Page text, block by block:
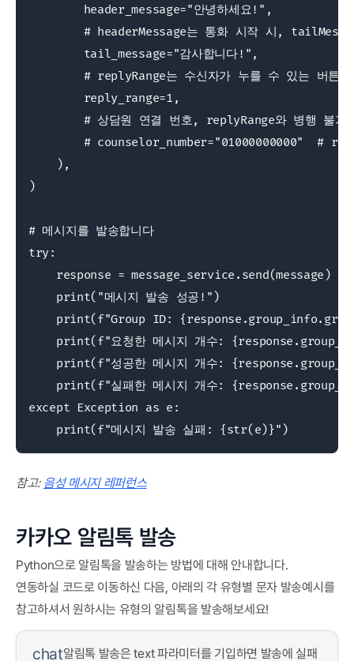
        header_message="안녕하세요!",
# headerMessage는 통화 시작 시,
        tail_message="감사합니다!",
# replyRange는 수신자가 누를 수 있는 버튼
        reply_range=1,
        # 상담원 연결 번호, replyRange와 병행 불가
# counselor_number="01000000000"  #
    ),
)
# 메시지를 발송합니다
try:
    response = message_service.send(message)
    print("메시지 발송 성공!")
print(f"Group ID:
print(f"요청한 메시지 개수:
print(f"성공한 메시지 개수:
print(f"실패한 메시지 개수:
except Exception as e:
    print(f"메시지 발송 실패: {str(e)}")
참고: 음성 메시지 레퍼런스
카카오 알림톡 발송
Python으로 알림톡을 발송하는 방법에 대해 안내합니다.
연동하실 코드로 이동하신 다음, 아래의 각 유형별 문자 발송예시를
참고하셔서 원하시는 유형의 알림톡을 발송해보세요!
chat알림톡 발송은 text 파라미터를 기입하면 발송에 실패